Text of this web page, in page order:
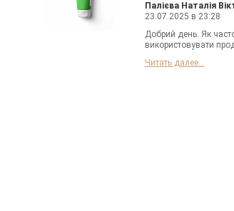
Палієва Наталія
23.07.2025 в 23:28
Добрий день. Як
використовувати
Читать далее...